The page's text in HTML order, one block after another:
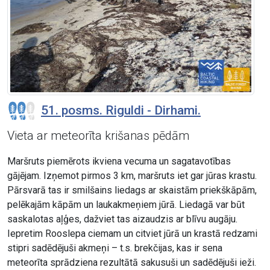
51. posms. Riguldi - Dirhami.
Vieta ar meteorīta krišanas pēdām
Maršruts piemērots ikviena vecuma un sagatavotības
gājējam. Izņemot pirmos 3 km, maršruts iet gar jūras krastu.
Pārsvarā tas ir smilšains liedags ar skaistām priekškāpām,
pelēkajām kāpām un laukakmeņiem jūrā. Liedagā var būt
saskalotas aļģes, dažviet tas aizaudzis ar blīvu augāju.
Iepretim Rooslepa ciemam un citviet jūrā un krastā redzami
stipri sadēdējuši akmeņi – t.s. brekčijas, kas ir sena
meteorīta sprādziena rezultātā sakusuši un sadēdējuši ieži.